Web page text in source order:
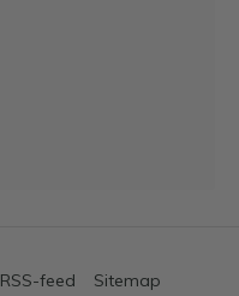
RSS-feed Sitemap